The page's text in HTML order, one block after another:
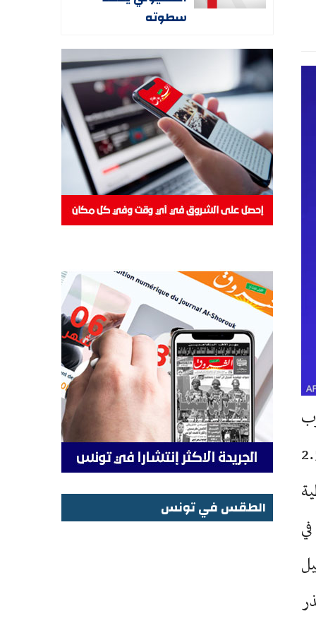
من الاحتياطيات الإستراتيجية أضاف 2.5
برميل
سطوته
الطقس في تونس